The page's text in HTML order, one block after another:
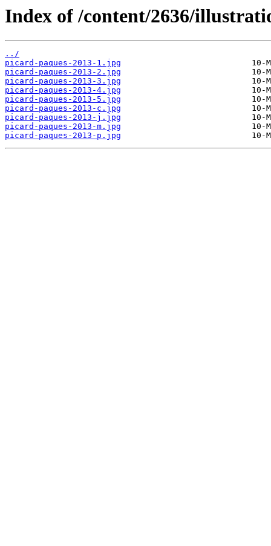
Index of /content/2636/
../
picard-paques-2013-1.jpg
picard-paques-2013-2.jpg
picard-paques-2013-3.jpg
picard-paques-2013-4.jpg
picard-paques-2013-5.jpg
picard-paques-2013-c.jpg
picard-paques-2013-j.jpg
picard-paques-2013-m.jpg
picard-paques-2013-p.jpg